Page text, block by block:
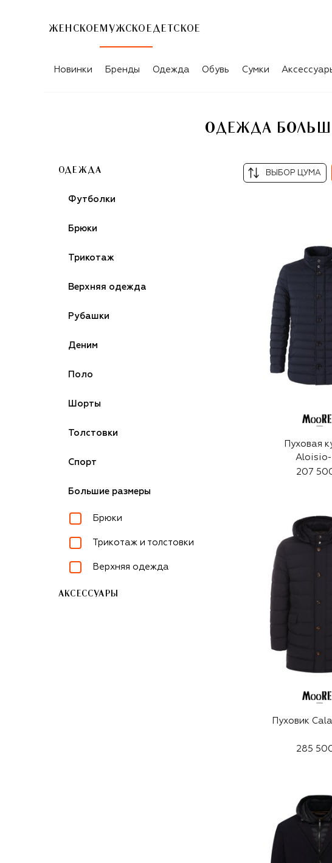
ЖЕНСКОЕ МУЖСКОЕ ДЕТСКОЕ
Новинки Бренды Одежда Обувь Сумки
ОДЕЖДА
ОДЕЖДА
Футболки
Брюки
Трикотаж
Верхняя одежда
Рубашки
Деним
Поло
Шорты
Толстовки
Спорт
Большие размеры
Брюки
Трикотаж и толстовки
Верхняя одежда
АКСЕССУАРЫ
ВЫБОР ЦУМА
Пуховая
Aloisio-
207
Пуховик
285